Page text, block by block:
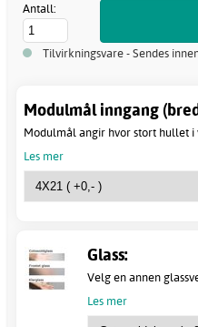
Antall:
Tilvirkningsvare - Sendes
Modulmål inngang
Modulmål angir hvor stort hullet i
Les mer
Glass:
Velg en annen
Les mer